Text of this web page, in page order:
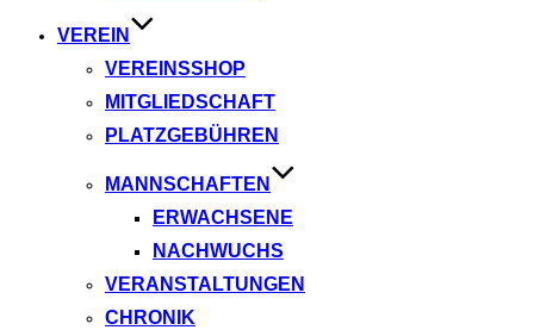
VEREIN
VEREINSSHOP
MITGLIEDSCHAFT
PLATZGEBÜHREN
MANNSCHAFTEN
ERWACHSENE
NACHWUCHS
VERANSTALTUNGEN
CHRONIK